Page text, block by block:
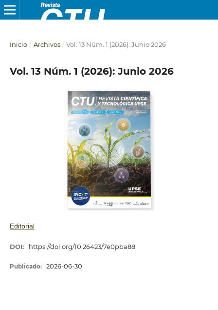
Inicio / Archivos / Vol. 13 Núm. 1 (2026): Junio 2026
Vol. 13 Núm. 1 (2026): Junio 2026
Editorial
DOI: https://doi.org/10.26423/7e0pba88
Publicado: 2026-06-30